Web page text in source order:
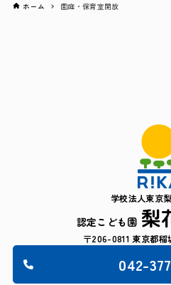
ホーム 園庭・保育室開放
学校法人東京
認定こども園 梨
〒206-0811 東京都稲
042-